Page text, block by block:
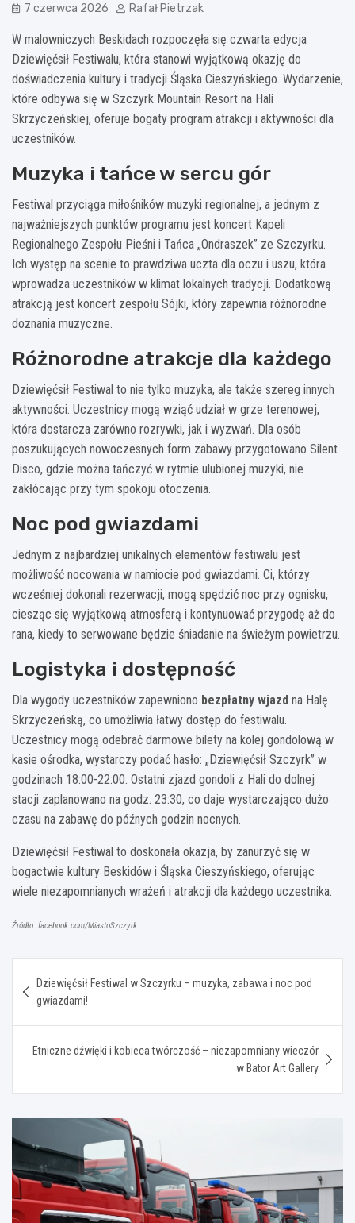
7 czerwca 2026 Rafał Pietrzak
W malowniczych Beskidach rozpoczęła się czwarta edycja
Dziewięćsił Festiwalu, która stanowi wyjątkową okazję do
doświadczenia kultury i tradycji Śląska Cieszyńskiego. Wydarzenie,
które odbywa się w Szczyrk Mountain Resort na Hali
Skrzyczeńskiej, oferuje bogaty program atrakcji i aktywności dla
uczestników.
Muzyka i tańce w sercu gór
Festiwal przyciąga miłośników muzyki regionalnej, a jednym z
najważniejszych punktów programu jest koncert Kapeli
Regionalnego Zespołu Pieśni i Tańca „Ondraszek” ze Szczyrku.
Ich występ na scenie to prawdziwa uczta dla oczu i uszu, która
wprowadza uczestników w klimat lokalnych tradycji. Dodatkową
atrakcją jest koncert zespołu Sójki, który zapewnia różnorodne
doznania muzyczne.
Różnorodne atrakcje dla każdego
Dziewięćsił Festiwal to nie tylko muzyka, ale także szereg innych
aktywności. Uczestnicy mogą wziąć udział w grze terenowej,
która dostarcza zarówno rozrywki, jak i wyzwań. Dla osób
poszukujących nowoczesnych form zabawy przygotowano Silent
Disco, gdzie można tańczyć w rytmie ulubionej muzyki, nie
zakłócając przy tym spokoju otoczenia.
Noc pod gwiazdami
Jednym z najbardziej unikalnych elementów festiwalu jest
możliwość nocowania w namiocie pod gwiazdami. Ci, którzy
wcześniej dokonali rezerwacji, mogą spędzić noc przy ognisku,
ciesząc się wyjątkową atmosferą i kontynuować przygodę aż do
rana, kiedy to serwowane będzie śniadanie na świeżym powietrzu.
Logistyka i dostępność
Dla wygody uczestników zapewniono bezpłatny wjazd na Halę
Skrzyczeńską, co umożliwia łatwy dostęp do festiwalu.
Uczestnicy mogą odebrać darmowe bilety na kolej gondolową w
kasie ośrodka, wystarczy podać hasło: „Dziewięćsił Szczyrk” w
godzinach 18:00-22:00. Ostatni zjazd gondoli z Hali do dolnej
stacji zaplanowano na godz. 23:30, co daje wystarczająco dużo
czasu na zabawę do późnych godzin nocnych.
Dziewięćsił Festiwal to doskonała okazja, by zanurzyć się w
bogactwie kultury Beskidów i Śląska Cieszyńskiego, oferując
wiele niezapomnianych wrażeń i atrakcji dla każdego uczestnika.
Źródło: facebook.com/MiastoSzczyrk
wpisu
Dziewięćsił Festiwal w Szczyrku – muzyka, zabawa i noc pod
gwiazdami!
Etniczne dźwięki i kobieca twórczość – niezapomniany wieczór
w Bator Art Gallery